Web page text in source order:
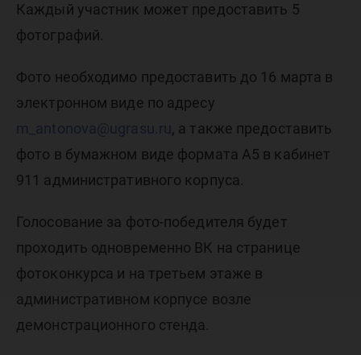
Каждый участник может предоставить 5
фотографий.
Фото необходимо предоставить до 16 марта в
электронном виде по адресу
m_antonova@ugrasu.ru, а также предоставить
фото в бумажном виде формата А5 в кабинет
911 административного корпуса.
Голосование за фото-победителя будет
проходить одновременно ВК на странице
фотоконкурса и на третьем этаже в
административном корпусе возле
демонстрационного стенда.